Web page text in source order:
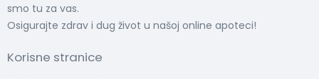
smo tu za vas.
Osigurajte zdrav i dug život u našoj online apoteci!
Korisne stranice